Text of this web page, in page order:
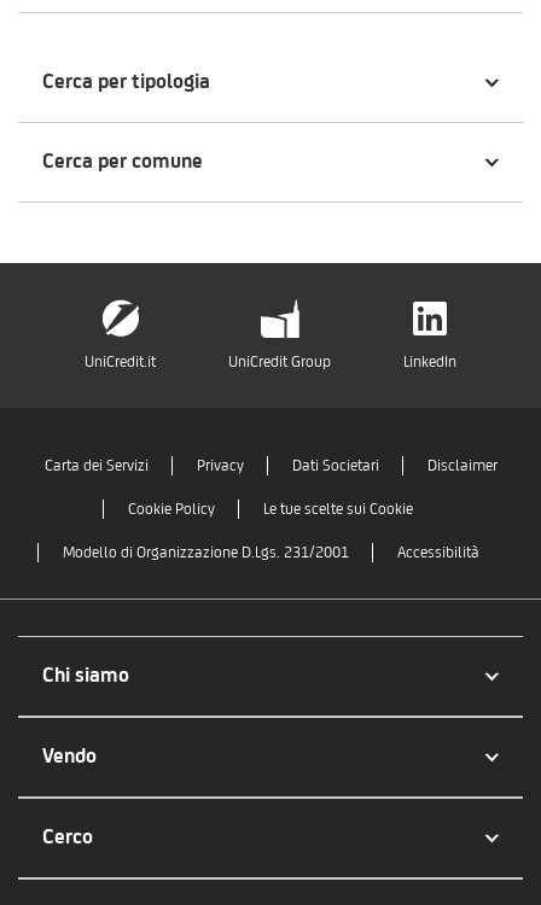
Cerca per tipologia
Cerca per comune
UniCredit.it UniCredit Group LinkedIn
Carta dei Servizi Privacy Dati Societari Disclaimer
Cookie Policy Le tue scelte sui Cookie
Modello di Organizzazione D.Lgs. 231/2001 Accessibilità
Chi siamo
Vendo
Cerco